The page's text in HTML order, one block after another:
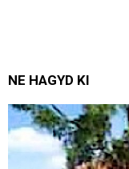
NE HAGYD KI